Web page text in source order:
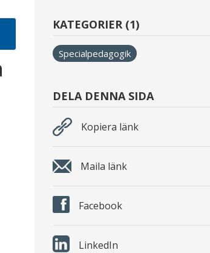
KATEGORIER (1)
Specialpedagogik
DELA DENNA SIDA
Kopiera länk
Maila länk
Facebook
LinkedIn